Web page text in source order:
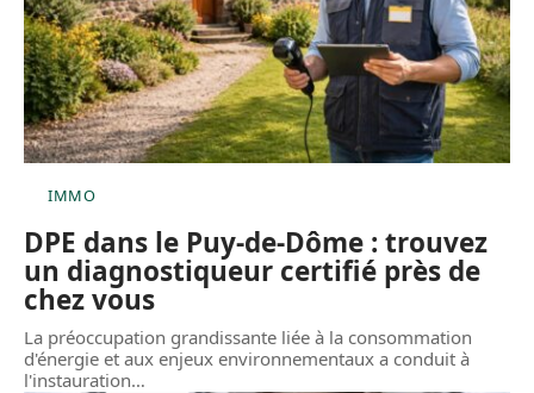
IMMO
DPE dans le Puy-de-Dôme : trouvez
un diagnostiqueur certifié près de
chez vous
La préoccupation grandissante liée à la consommation
d'énergie et aux enjeux environnementaux a conduit à
l'instauration…